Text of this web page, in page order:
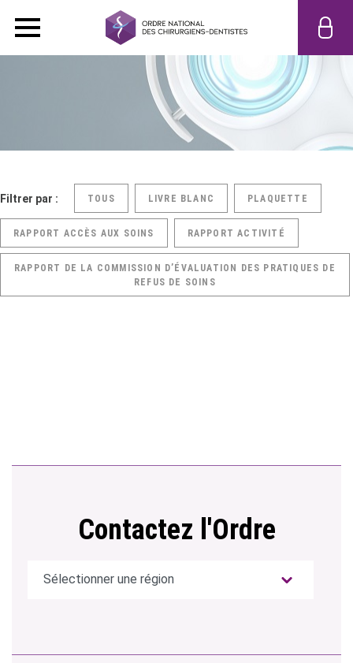
Filtrer par : TOUS LIVRE BLANC PLAQUETTE
RAPPORT ACCÈS AUX SOINS RAPPORT ACTIVITÉ
RAPPORT DE LA COMMISSION D’ÉVALUATION DES PRATIQUES DE
REFUS DE SOINS
Contactez l'Ordre